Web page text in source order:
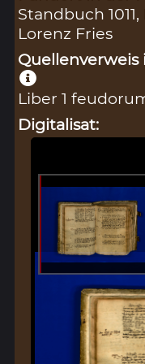
Standbuch
Lorenz Fries
Liber 1
Digitalisat: